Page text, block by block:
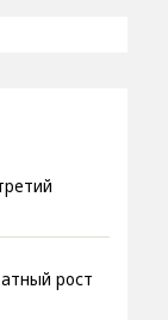
рост